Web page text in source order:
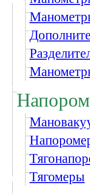
Тягомеры